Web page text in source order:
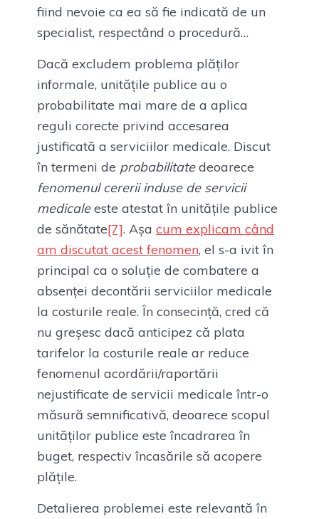
fiind nevoie ca ea să fie indicată de un
specialist, respectând o procedură…
Dacă excludem problema plăților
informale, unitățile publice au o
probabilitate mai mare de a aplica
reguli corecte privind accesarea
justificată a serviciilor medicale. Discut
în termeni de probabilitatedeoarece
fenomenul cererii induse de servicii
medicaleeste atestat în unitățile publice
de sănătate[7]. Așa cum explicam când
am discutat acest fenomen, el s-a ivit în
principal ca o soluție de combatere a
absenței decontării serviciilor medicale
la costurile reale. În consecință, cred că
nu greșesc dacă anticipez că plata
tarifelor la costurile reale ar reduce
fenomenul acordării/raportării
nejustificate de servicii medicale într-o
măsură semnificativă, deoarece scopul
unităților publice este încadrarea în
buget, respectiv încasările să acopere
plățile.
Detalierea problemei este relevantă în